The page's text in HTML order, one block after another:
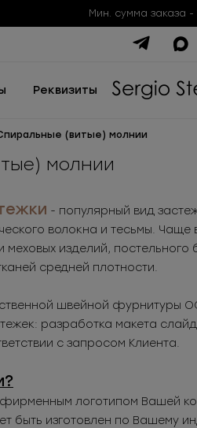
Мин. сумма заказа
Реквизиты
(витые) молнии
молнии
- популярный вид
волокна и тесьмы.
изделий,
средней плотности.
швейной фурнитуры
разработка макета
с запросом Клиента.
логотипом Вашей
быть изготовлен по Вашему